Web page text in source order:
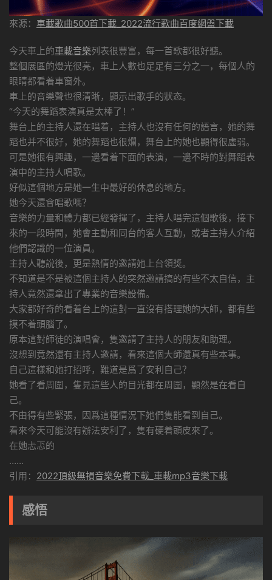
來源： 車載歌曲500首下載_2022流行歌曲百度網盤下載
今天車上的車載音樂列表很豐富，每一首歌都很好聽。
整個展區的燈光很亮，車上人數也足足有三分之一，每個人的
眼睛都看着車窗外。
車上的音樂聲也很清晰，顯示出歌手的狀态。
“今天的舞蹈表演真是太棒了！”
舞台上的主持人還在唱着，主持人也沒有任何的語言，她的舞
蹈也并不很好，她的舞蹈也很爛，舞台上的她也顯得很虛弱。
可是她很有興趣，一邊看着下面的表演，一邊不時的對舞蹈表
演中的主持人唱歌。
好似這個地方是她一生中最好的休息的地方。
她今天還會唱歌嗎？
音樂的力量和體力都已經發揮了，主持人唱完這個歌後，接下
來的一段時間，她會主動和同台的客人互動，或者主持人介紹
他們認識的一位演員。
主持人聽說後，更是熱情的邀請她上台領獎。
不知道是不是被這個主持人的突然邀請搞的有些不太自信，主
持人竟然還拿出了專業的音樂設備。
大家都好奇的看着台上的這對一直沒有搭理她的大師，都有些
摸不着頭腦了。
原本這對師徒的演唱會，隻邀請了主持人的朋友和助理。
沒想到竟然還有主持人邀請，看來這個大師還真有些本事。
自己這樣和她打招呼，難道是爲了安利自己？
她看了看周圍，隻見這些人的目光都在周圍，顯然是在看自
己。
不由得有些緊張，因爲這種情況下她們隻能看到自己。
看來今天可能沒有辦法安利了，隻有硬着頭皮來了。
在她忐忑的
……
引用： 2022頂級無損音樂免費下載_車載mp3音樂下載
感悟